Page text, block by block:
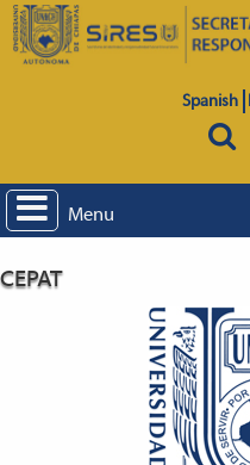
Spanish
Menu
CEPAT